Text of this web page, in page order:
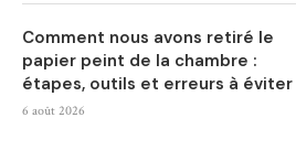
Comment nous avons retiré le
papier peint de la chambre :
étapes, outils et erreurs à éviter
6 août 2026